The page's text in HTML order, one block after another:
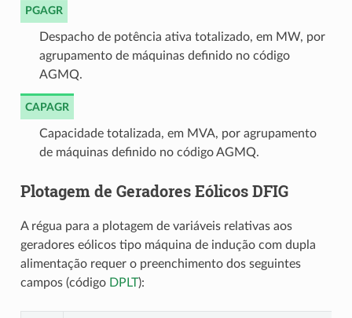
PGAGR
Despacho de potência ativa totalizado, em MW, por
agrupamento de máquinas definido no código
AGMQ.
CAPAGR
Capacidade totalizada, em MVA, por agrupamento
de máquinas definido no código AGMQ.
Plotagem de Geradores Eólicos DFIG
A régua para a plotagem de variáveis relativas aos
geradores eólicos tipo máquina de indução com dupla
alimentação requer o preenchimento dos seguintes
campos (código DPLT):